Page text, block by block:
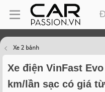
Xe 2 bánh
Xe điện VinFast
km/lần sạc có giá